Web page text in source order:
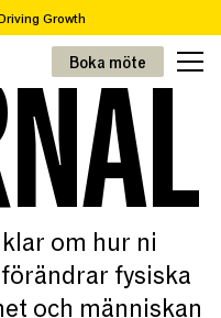
Growth
från 49kr/m 2
Vi tar er från A-Ö
från 49kr/m 2
Growth
Boka möte
om hur ni
fysiska
och människan